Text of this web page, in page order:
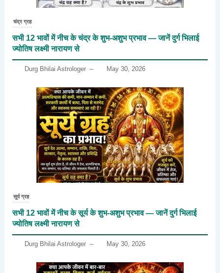
चंद्र ग्रह
सभी 12 भावों में नीच के चंद्र के शुभ-अशुभ प्रभाव — जानें दुर्ग भिलाई
ज्योतिष लक्ष्मी नारायण से
Durg Bhilai Astrologer – May 30, 2026
सूर्य ग्रह
सभी 12 भावों में नीच के सूर्य के शुभ-अशुभ प्रभाव — जानें दुर्ग भिलाई
ज्योतिष लक्ष्मी नारायण से
Durg Bhilai Astrologer – May 30, 2026